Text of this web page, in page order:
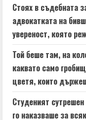
e
R
e
a
d
i
Стоях в съдебната
адвокатката на
увереност, която
Той беше там, на
каквато само
цветя, които
Студеният
го наказваше за